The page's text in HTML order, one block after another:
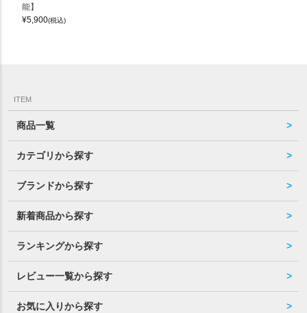
能】
¥5,900(税込)
ITEM
商品一覧
カテゴリから探す
ブランドから探す
新着商品から探す
ランキングから探す
レビュー一覧から探す
お気に入りから探す